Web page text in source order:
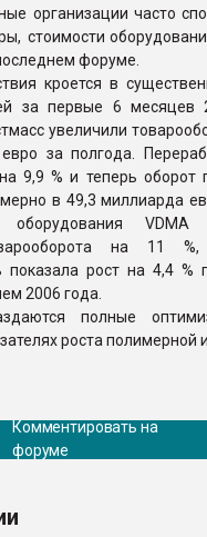
организации часто
стоимости
форуме.
кроется в
за первые 6 месяцев
увеличили
за полгода.
9,9 % и теперь оборот
в 49,3 миллиарда
оборудования
на 11
показала рост на 4,4 %
2006 года.
полные
роста полимерной
Комментировать на
форуме